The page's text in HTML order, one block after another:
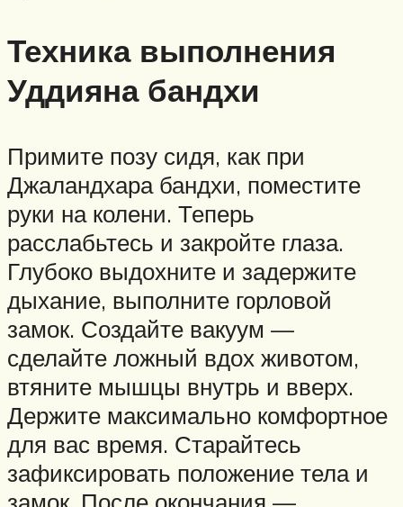
Техника выполнения
Уддияна бандхи
Примите позу сидя, как при
Джаландхара бандхи, поместите
руки на колени. Теперь
расслабьтесь и закройте глаза.
Глубоко выдохните и задержите
дыхание, выполните горловой
замок. Создайте вакуум —
сделайте ложный вдох животом,
втяните мышцы внутрь и вверх.
Держите максимально комфортное
для вас время. Старайтесь
зафиксировать положение тела и